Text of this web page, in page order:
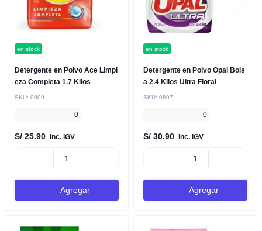
en stock
Detergente en Polvo Ace Limpi
eza Completa 1.7 Kilos
SKU: 0009
0
S/ 25.90 inc. IGV
Agregar
en stock
Detergente en Polvo Opal Bols
a 2.4 Kilos Ultra Floral
SKU: 0897
0
S/ 30.90 inc. IGV
Agregar